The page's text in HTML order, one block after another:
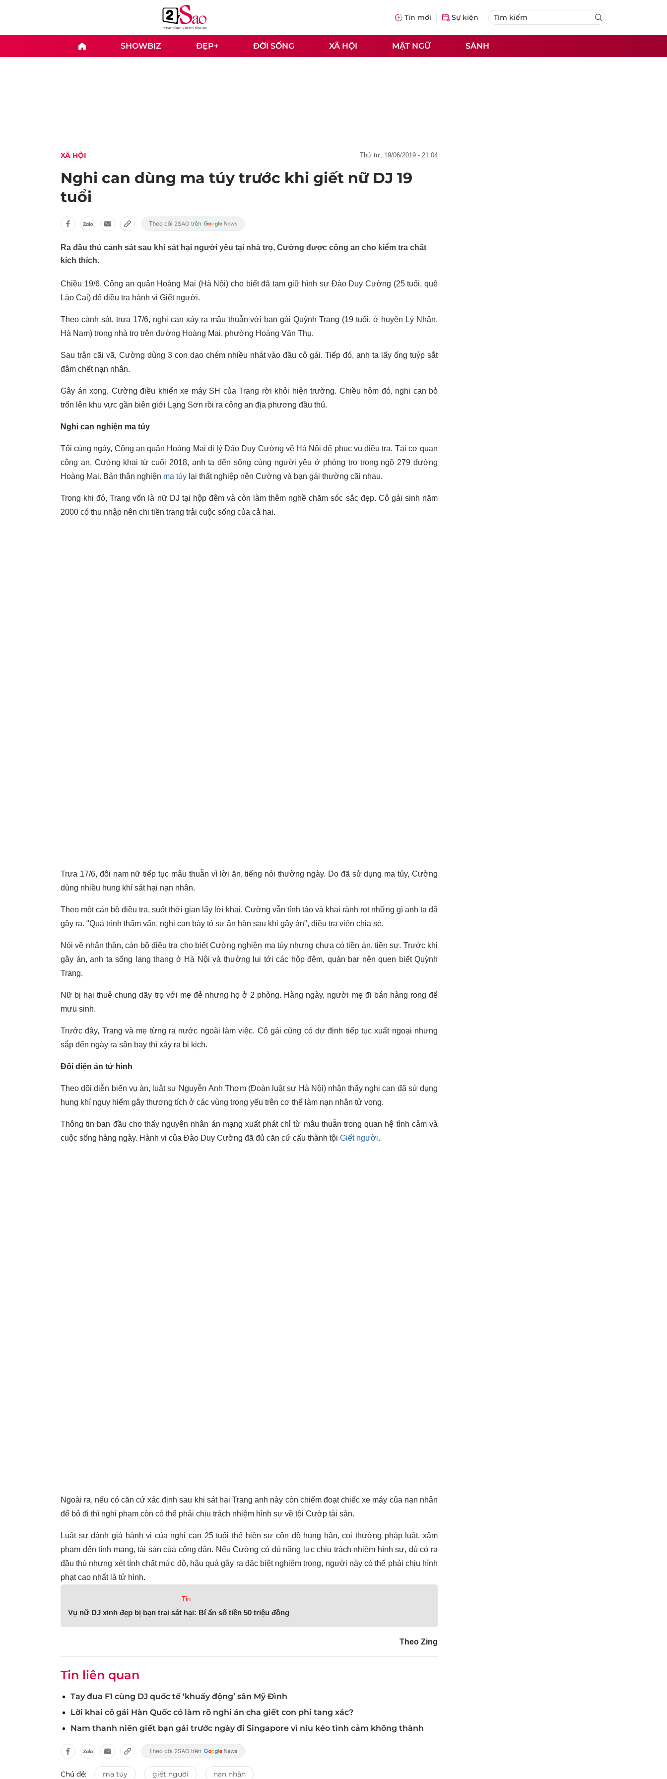
Tin mới Sự kiện
SHOWBIZ ĐẸP+ ĐỜI SỐNG XÃ HỘI MẬT NGỮ SÀNH
XÃ HỘI thứ tư, 19/06/2019 - 21:04
Nghi can dùng ma túy trước khi giết nữ DJ 19
tuổi
Ra đầu thú cảnh sát sau khi sát hại người yêu tại nhà trọ, Cường được công an cho kiểm tra chất
kích thích.
Chiều 19/6, Công an quận Hoàng Mai (Hà Nội) cho biết đã tạm giữ hình sự Đào Duy Cường (25 tuổi, quê
Lào Cai) để điều tra hành vi Giết người.
Theo cảnh sát, trưa 17/6, nghi can xảy ra mâu thuẫn với bạn gái Quỳnh Trang (19 tuổi, ở huyện Lý Nhân,
Hà Nam) trong nhà trọ trên đường Hoàng Mai, phường Hoàng Văn Thụ.
Sau trận cãi vã, Cường dùng 3 con dao chém nhiều nhát vào đầu cô gái. Tiếp đó, anh ta lấy ống tuýp sắt
đâm chết nạn nhân.
Gây án xong, Cường điều khiển xe máy SH của Trang rời khỏi hiện trường. Chiều hôm đó, nghi can bỏ
trốn lên khu vực gần biên giới Lạng Sơn rồi ra công an địa phương đầu thú.
Nghi can nghiện ma túy
Tối cùng ngày, Công an quận Hoàng Mai di lý Đào Duy Cường về Hà Nội để phục vụ điều tra. Tại cơ quan
công an, Cường khai từ cuối 2018, anh ta đến sống cùng người yêu ở phòng trọ trong ngõ 279 đường
Hoàng Mai. Bản thân nghiện ma túy lại thất nghiệp nên Cường và bạn gái thường cãi nhau.
Trong khi đó, Trang vốn là nữ DJ tại hộp đêm và còn làm thêm nghề chăm sóc sắc đẹp. Cô gái sinh năm
2000 có thu nhập nên chi tiền trang trải cuộc sống của cả hai.
Trưa 17/6, đôi nam nữ tiếp tục mâu thuẫn vì lời ăn, tiếng nói thường ngày. Do đã sử dụng ma túy, Cường
dùng nhiều hung khí sát hại nạn nhân.
Theo một cán bộ điều tra, suốt thời gian lấy lời khai, Cường vẫn tỉnh táo và khai rành rọt những gì anh ta đã
gây ra. "Quá trình thẩm vấn, nghi can bày tỏ sự ân hận sau khi gây án", điều tra viên chia sẻ.
Nói về nhân thân, cán bộ điều tra cho biết Cường nghiện ma túy nhưng chưa có tiền án, tiền sự. Trước khi
gây án, anh ta sống lang thang ở Hà Nội và thường lui tới các hộp đêm, quán bar nên quen biết Quỳnh
Trang.
Nữ bị hại thuê chung dãy trọ với mẹ đẻ nhưng họ ở 2 phòng. Hàng ngày, người mẹ đi bán hàng rong để
mưu sinh.
Trước đây, Trang và mẹ từng ra nước ngoài làm việc. Cô gái cũng có dự định tiếp tục xuất ngoại nhưng
sắp đến ngày ra sân bay thì xảy ra bi kịch.
Đối diện án tử hình
Theo dõi diễn biến vụ án, luật sư Nguyễn Anh Thơm (Đoàn luật sư Hà Nội) nhận thấy nghi can đã sử dụng
hung khí nguy hiểm gây thương tích ở các vùng trọng yếu trên cơ thể làm nạn nhân tử vong.
Thông tin ban đầu cho thấy nguyên nhân án mạng xuất phát chỉ từ mâu thuẫn trong quan hệ tình cảm và
cuộc sống hàng ngày. Hành vi của Đào Duy Cường đã đủ căn cứ cấu thành tội Giết người.
Ngoài ra, nếu có căn cứ xác định sau khi sát hại Trang anh này còn chiếm đoạt chiếc xe máy của nạn nhân
để bỏ đi thì nghi phạm còn có thể phải chịu trách nhiệm hình sự về tội Cướp tài sản.
Luật sư đánh giá hành vi của nghi can 25 tuổi thể hiện sự côn đồ hung hãn, coi thường pháp luật, xâm
phạm đến tính mạng, tài sản của công dân. Nếu Cường có đủ năng lực chịu trách nhiệm hình sự, dù có ra
đầu thú nhưng xét tính chất mức độ, hậu quả gây ra đặc biệt nghiêm trọng, người này có thể phải chịu hình
phạt cao nhất là tử hình.
Tin
Vụ nữ DJ xinh đẹp bị bạn trai sát hại: Bí ẩn số tiền 50 triệu đồng
Theo Zing
Tin liên quan
Tay đua F1 cùng DJ quốc tế ‘khuấy động’ sân Mỹ Đình
Lời khai cô gái Hàn Quốc có làm rõ nghi án cha giết con phi tang xác?
Nam thanh niên giết bạn gái trước ngày đi Singapore vì níu kéo tình cảm không thành
Chủ đề: ma túy giết người nạn nhân